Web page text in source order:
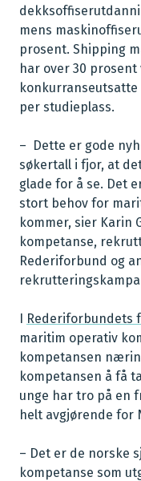
mens
prosent. Shipping
har over 30
konkurranseutsatte
per studieplass.
– Dette er gode
søkertall i fjor, at
glade for å se. Det
stort behov for
kommer, sier Karin
kompetanse,
Rederiforbund og
I Rederiforbundets
maritim operativ
kompetansen
kompetansen å få
unge har tro på en
helt avgjørende for
– Det er de norske
kompetanse som